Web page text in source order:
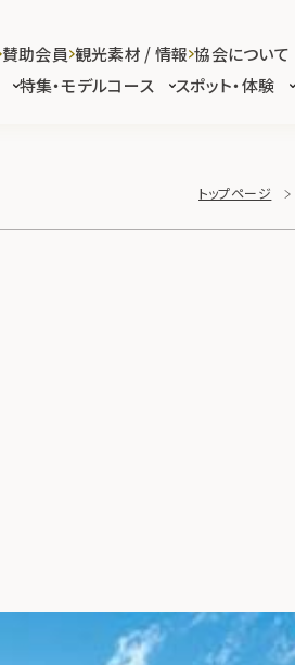
特集・モデルコース スポット・体験
賛助会員 観光素材 / 情報 協会について
トップページ